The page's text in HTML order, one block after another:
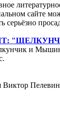
сайте
серьёзно
и
Виктор